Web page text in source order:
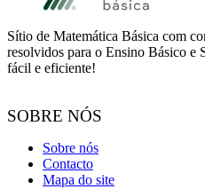
Sítio de Matemática Básica com
resolvidos para o Ensino Básico e
fácil e eficiente!
SOBRE NÓS
Sobre nós
Contacto
Mapa do site